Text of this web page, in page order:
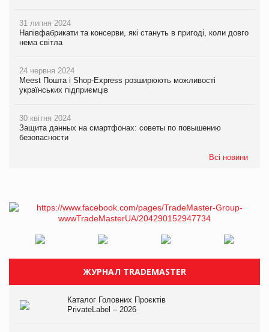
31 липня 2024
Напівфабрикати та консерви, які стануть в пригоді, коли довго
нема світла
24 червня 2024
Meest Пошта і Shop-Express розширюють можливості
українських підприємців
30 квітня 2024
Защита данных на смартфонах: советы по повышению
безопасности
Всі новини
ЖУРНАЛ TRADEMASTER
Каталог Головних Проєктів
PrivateLabel – 2026